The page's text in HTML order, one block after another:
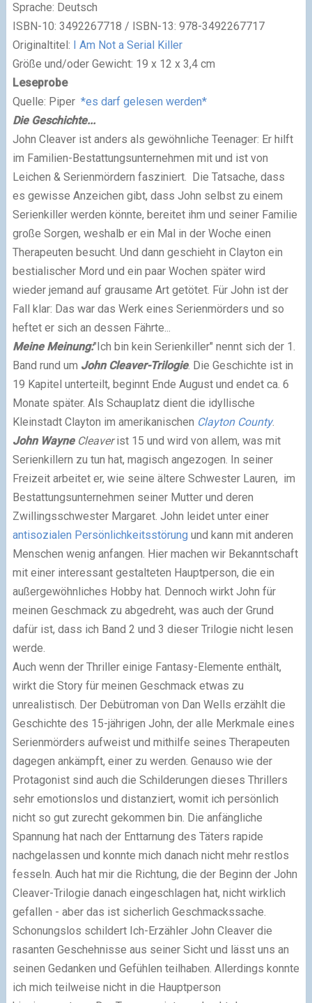
Sprache: Deutsch
ISBN-10: 3492267718 / ISBN-13: 978-3492267717
Originaltitel: I Am Not a Serial Killer
Größe und/oder Gewicht: 19 x 12 x 3,4 cm
Leseprobe
Quelle: Piper *es darf gelesen werden*
Die Geschichte...
John Cleaver ist anders als gewöhnliche Teenager: Er hilft
im Familien-Bestattungsunternehmen mit und ist von
Leichen & Serienmördern fasziniert. Die Tatsache, dass
es gewisse Anzeichen gibt, dass John selbst zu einem
Serienkiller werden könnte, bereitet ihm und seiner Familie
große Sorgen, weshalb er ein Mal in der Woche einen
Therapeuten besucht. Und dann geschieht in Clayton ein
bestialischer Mord und ein paar Wochen später wird
wieder jemand auf grausame Art getötet. Für John ist der
Fall klar: Das war das Werk eines Serienmörders und so
heftet er sich an dessen Fährte...
Meine Meinung:"Ich bin kein Serienkiller" nennt sich der 1.
Band rund um John Cleaver-Trilogie. Die Geschichte ist in
19 Kapitel unterteilt, beginnt Ende August und endet ca. 6
Monate später. Als Schauplatz dient die idyllische
Kleinstadt Clayton im amerikanischen Clayton County.
John WayneCleaverist 15 und wird von allem, was mit
Serienkillern zu tun hat, magisch angezogen. In seiner
Freizeit arbeitet er, wie seine ältere Schwester Lauren, im
Bestattungsunternehmen seiner Mutter und deren
Zwillingsschwester Margaret. John leidet unter einer
antisozialen Persönlichkeitsstörung und kann mit anderen
Menschen wenig anfangen. Hier machen wir Bekanntschaft
mit einer interessant gestalteten Hauptperson, die ein
außergewöhnliches Hobby hat. Dennoch wirkt John für
meinen Geschmack zu abgedreht, was auch der Grund
dafür ist, dass ich Band 2 und 3 dieser Trilogie nicht lesen
werde.
Auch wenn der Thriller einige Fantasy-Elemente enthält,
wirkt die Storyfür meinen Geschmack etwas zu
unrealistisch. Der Debütroman von Dan Wells erzählt die
Geschichte des 15-jährigen John, der alle Merkmale eines
Serienmörders aufweist und mithilfe seines Therapeuten
dagegen ankämpft, einer zu werden. Genauso wie der
Protagonist sind auch die Schilderungen dieses Thrillers
sehr emotionslos und distanziert, womit ich persönlich
nicht so gut zurecht gekommen bin. Die anfängliche
Spannung hat nach der Enttarnung des Täters rapide
nachgelassen und konnte mich danach nicht mehr restlos
fesseln. Auch hat mir die Richtung, die der Beginn der John
Cleaver-Trilogie danach eingeschlagen hat, nicht wirklich
gefallen - aber das ist sicherlich Geschmackssache.
Schonungslos schildertIch-Erzähler John Cleaverdie
rasanten Geschehnisse aus seiner Sicht und lässt uns an
seinen Gedanken und Gefühlen teilhaben. Allerdings konnte
ich mich teilweise nicht in die Hauptperson